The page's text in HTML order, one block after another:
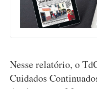
Nesse relatório, o
Cuidados